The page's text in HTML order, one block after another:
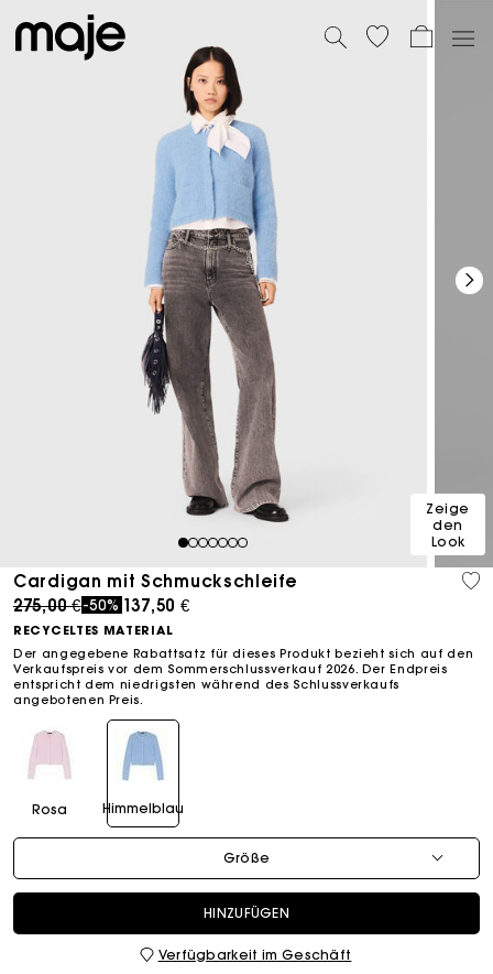
1234567
Zeige
den
Look
Cardigan mit Schmuckschleife
Price reduced from
275,00 €to
-50% 137,50 €
RECYCELTES MATERIAL
Der angegebene Rabattsatz für dieses Produkt bezieht sich auf den
Verkaufspreis vor dem Sommerschlussverkauf 2026. Der Endpreis
entspricht dem niedrigsten während des Schlussverkaufs
angebotenen Preis.
Rosa Himmelblau
Größe
HINZUFÜGEN
Verfügbarkeit im Geschäft